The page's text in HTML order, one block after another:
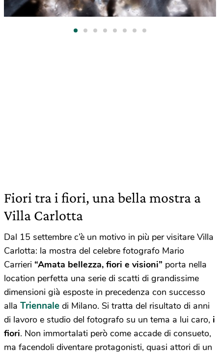
Fiori tra i fiori, una bella mostra a
Villa Carlotta
Dal 15 settembre c’è un motivo in più per visitare Villa
Carlotta: la mostra del celebre fotografo Mario
Carrieri “Amata bellezza, fiori e visioni” porta nella
location perfetta una serie di scatti di grandissime
dimensioni già esposte in precedenza con successo
alla Triennale di Milano. Si tratta del risultato di anni
di lavoro e studio del fotografo su un tema a lui caro, i
fiori. Non immortalati però come accade di consueto,
ma facendoli diventare protagonisti, quasi attori di un